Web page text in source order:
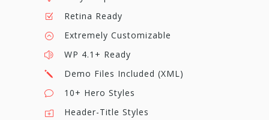
Retina Ready
Extremely Customizable
WP 4.1+ Ready
Demo Files Included (XML)
10+ Hero Styles
Header-Title Styles